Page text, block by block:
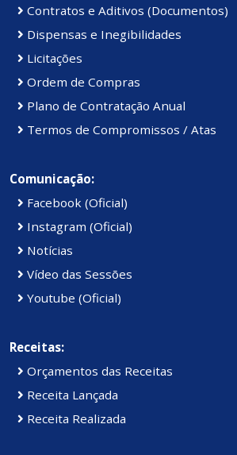
Contratos e Aditivos (Documentos)
Dispensas e Inegibilidades
Licitações
Ordem de Compras
Plano de Contratação Anual
Termos de Compromissos / Atas
Comunicação:
Facebook (Oficial)
Instagram (Oficial)
Notícias
Vídeo das Sessões
Youtube (Oficial)
Receitas:
Orçamentos das Receitas
Receita Lançada
Receita Realizada